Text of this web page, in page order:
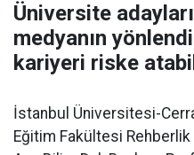
Üniversite
medyanın
kariyeri riske
İstanbul Üniversitesi-
Eğitim Fakültesi Rehberlik